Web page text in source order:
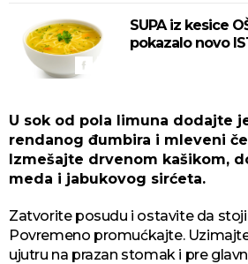
SUPA iz kesice
pokazalo novo
U sok od pola limuna dodajte
rendanog đumbira i mleveni
Izmešajte drvenom kašikom,
meda i jabukovog sirćeta.
Zatvorite posudu i ostavite da
Povremeno promućkajte.
ujutru na prazan stomak i pre